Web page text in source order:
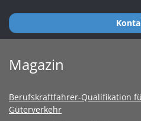
Magazin
Berufskraftfahrer-Qualifikation
Güterverkehr